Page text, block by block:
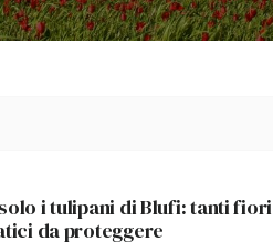
i tulipani di Blufi: tanti fiori
da proteggere